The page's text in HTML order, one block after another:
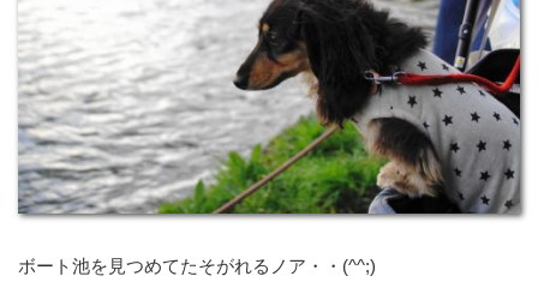
ボート池を見つめてたそがれるノア・・(^^;)